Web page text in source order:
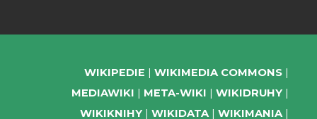
WIKIPEDIE
WIKIMEDIA COMMONS
MEDIAWIKI
META-WIKI
WIKIDRUHY
WIKIKNIHY
WIKIDATA WIKIMANIA